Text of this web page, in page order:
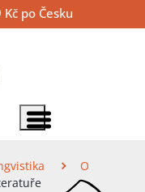
po Česku
– košík
Zobrazit položky menu
O